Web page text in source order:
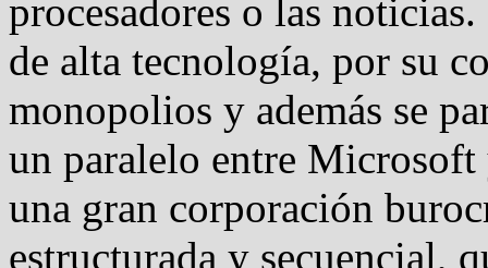
procesadores o las
de alta tecnología, por su
monopolios y además se
un paralelo entre
una gran corporación
estructurada y secuencial,